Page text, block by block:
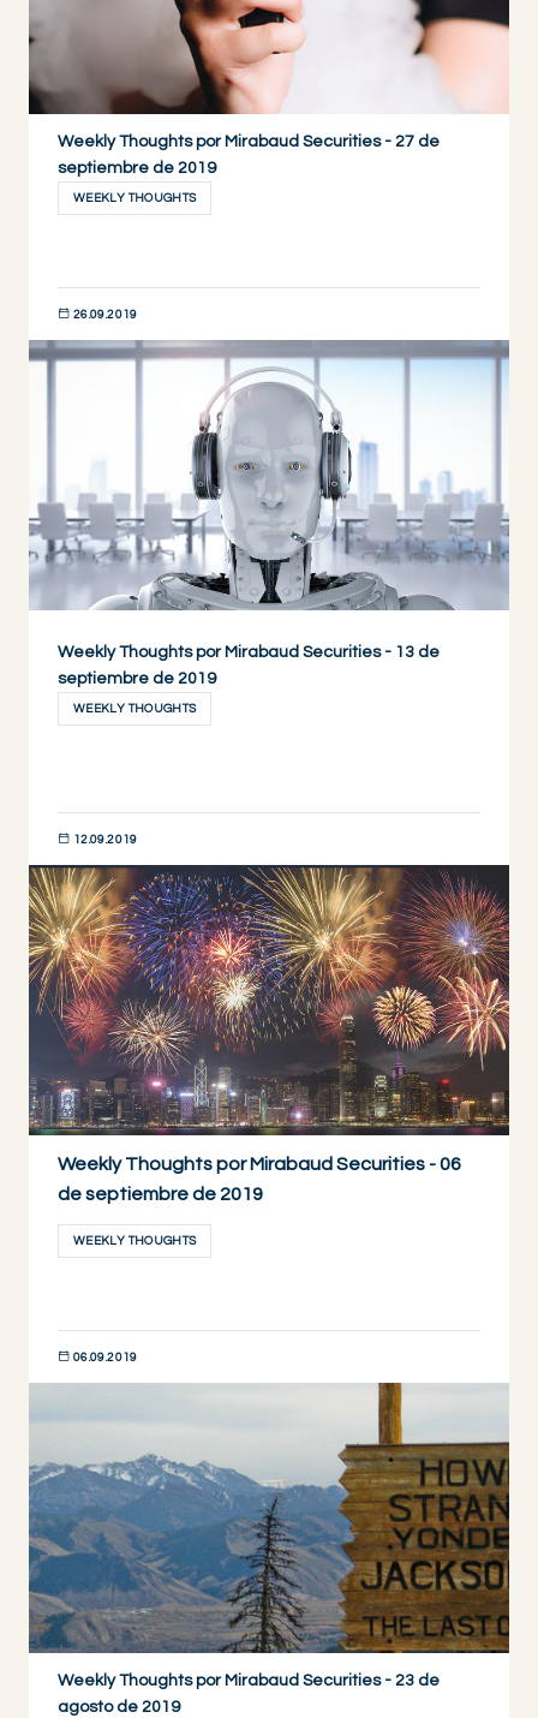
Weekly Thoughts por Mirabaud Securities - 27 de
septiembre de 2019
WEEKLY THOUGHTS
26.09.2019
Weekly Thoughts por Mirabaud Securities - 13 de
septiembre de 2019
WEEKLY THOUGHTS
12.09.2019
DESCUBRIR AHORA
Weekly Thoughts por Mirabaud Securities - 06
de septiembre de 2019
WEEKLY THOUGHTS
06.09.2019
Weekly Thoughts por Mirabaud Securities - 23 de
agosto de 2019